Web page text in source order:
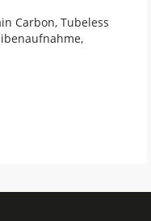
Carbon, Tubeless